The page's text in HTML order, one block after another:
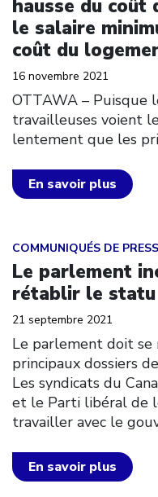
hausse du coût
le salaire
coût du
16 novembre 2021
OTTAWA – Puisque
travailleuses voient
lentement que les
En savoir plus
COMMUNIQUÉS DE
Le parlement
rétablir le statu
21 septembre 2021
Le parlement doit
principaux dossiers
Les syndicats du
et le Parti libéral de
travailler avec le
En savoir plus
Click to open the link